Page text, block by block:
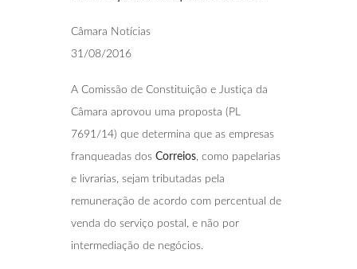
Câmara Notícias
31/08/2016
A Comissão de Constituição e Justiça da
Câmara aprovou uma proposta (PL
7691/14) que determina que as empresas
franqueadas dos Correios , como papelarias
e livrarias, sejam tributadas pela
remuneração de acordo com percentual de
venda do serviço postal, e não por
intermediação de negócios.